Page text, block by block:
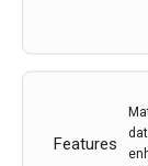
Features